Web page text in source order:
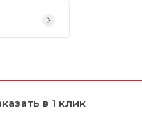
в 1 клик